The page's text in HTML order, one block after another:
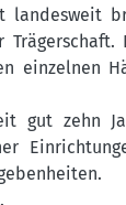
landesweit
einzelnen
gut zehn